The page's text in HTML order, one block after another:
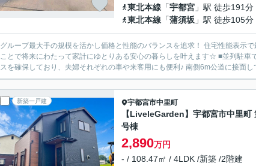
東北本線 「宇都宮 」駅 徒歩191分
東北本線 「蒲須坂 」駅 徒歩105分
グループ最大手の規模を活かし価格と性能のバランスを追求！ 住宅性能表示
ことで将来にわたって家計にゆとりある安心の暮らしを叶えます☆ ■並列駐車で朝の準備も時短 全棟敷地面積80坪以上の広さ！3～4台分のカースペー
スを確保しており、夫婦それぞれの車や来客用にも便利♪ 南側6m公道に接面
新築一戸建 宇都宮市中里町
【LiveleGarden】宇都宮市中里町
号棟
2,890万円
- / 108.47㎡ / 4LDK /新築 /2階建